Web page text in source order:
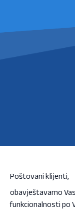
Poštovani klijenti,
obavještavamo
funkcionalnosti po